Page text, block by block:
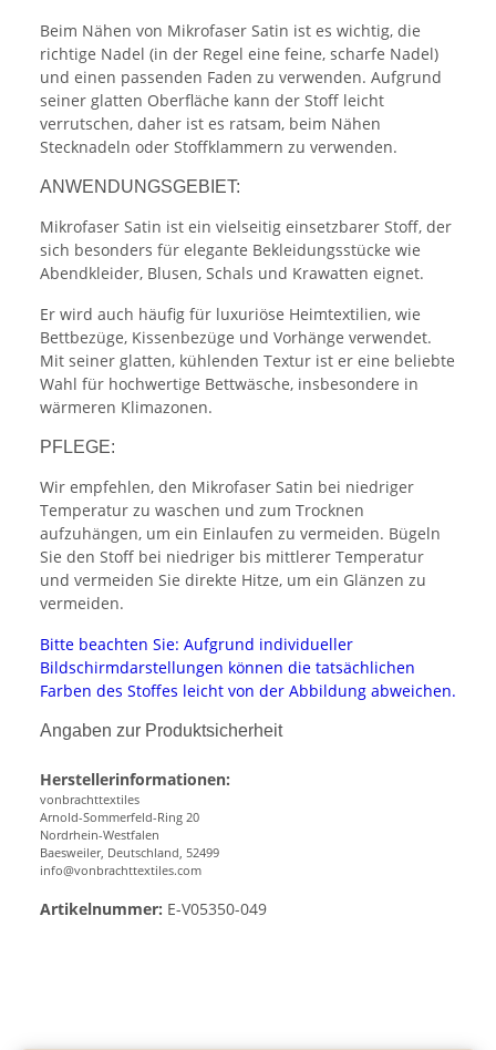
Beim Nähen von Mikrofaser Satin ist es wichtig, die
richtige Nadel (in der Regel eine feine, scharfe Nadel)
und einen passenden Faden zu verwenden. Aufgrund
seiner glatten Oberfläche kann der Stoff leicht
verrutschen, daher ist es ratsam, beim Nähen
Stecknadeln oder Stoffklammern zu verwenden.
ANWENDUNGSGEBIET:
Mikrofaser Satin ist ein vielseitig einsetzbarer Stoff, der
sich besonders für elegante Bekleidungsstücke wie
Abendkleider, Blusen, Schals und Krawatten eignet.
Er wird auch häufig für luxuriöse Heimtextilien, wie
Bettbezüge, Kissenbezüge und Vorhänge verwendet.
Mit seiner glatten, kühlenden Textur ist er eine beliebte
Wahl für hochwertige Bettwäsche, insbesondere in
wärmeren Klimazonen.
PFLEGE:
Wir empfehlen, den Mikrofaser Satin bei niedriger
Temperatur zu waschen und zum Trocknen
aufzuhängen, um ein Einlaufen zu vermeiden. Bügeln
Sie den Stoff bei niedriger bis mittlerer Temperatur
und vermeiden Sie direkte Hitze, um ein Glänzen zu
vermeiden.
Bitte beachten Sie: Aufgrund individueller
Bildschirmdarstellungen können die tatsächlichen
Farben des Stoffes leicht von der Abbildung abweichen.
Angaben zur Produktsicherheit
Herstellerinformationen:
vonbrachttextiles
Arnold-Sommerfeld-Ring 20
Nordrhein-Westfalen
Baesweiler, Deutschland, 52499
info@vonbrachttextiles.com
Artikelnummer: E-V05350-049